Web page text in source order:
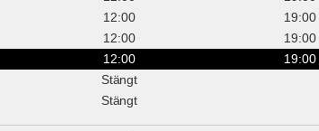
12:00
19:00
12:00
19:00
12:00
19:00
Stängt
Stängt